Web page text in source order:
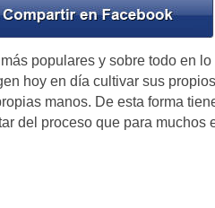
populares y sobre todo en
hoy en día cultivar sus
manos. De esta forma
del proceso que para muchos